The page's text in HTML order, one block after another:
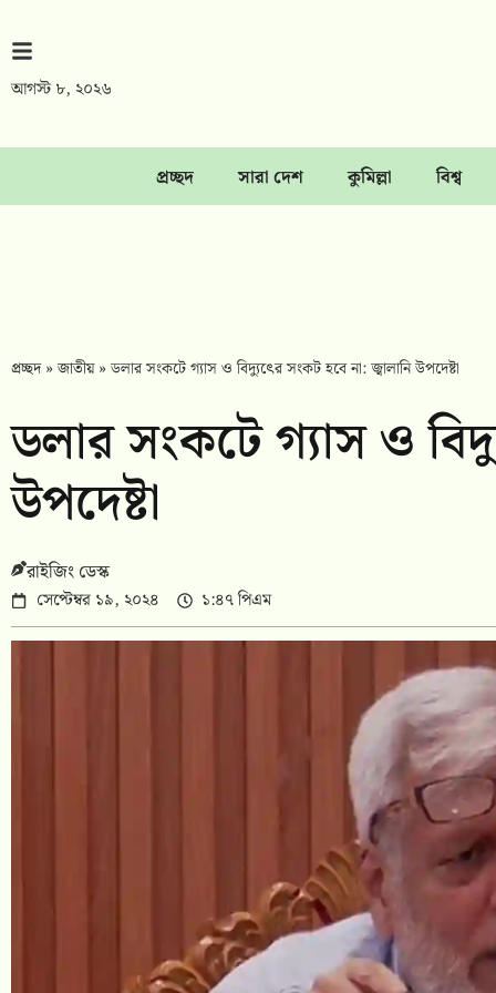
আগস্ট ৮, ২০২৬
প্রচ্ছদ সারা দেশ কুমিল্লা বিশ্ব
প্রচ্ছদ»জাতীয়»ডলার সংকটে গ্যাস ও বিদ্যুৎের সংকট হবে না: জ্বালানি উপদেষ্টা
ডলার সংকটে গ্যাস ও
উপদেষ্টা
রাইজিং ডেস্ক
সেপ্টেম্বর ১৯, ২০২৪ ১:৪৭ পিএম